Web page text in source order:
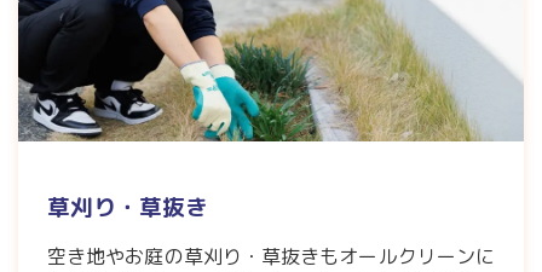
草刈り・草抜き
空き地やお庭の草刈り・草抜きもオールクリーンに